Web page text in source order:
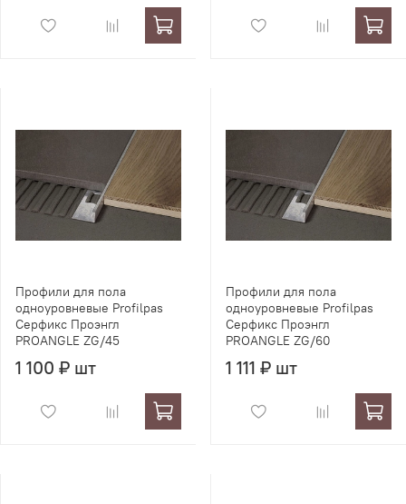
Профили для пола
одноуровневые Profilpas
Серфикс Проэнгл
PROANGLE ZG/45
1 100 ₽ шт
Профили для пола
одноуровневые Profilpas
Серфикс Проэнгл
PROANGLE ZG/60
1 111 ₽ шт